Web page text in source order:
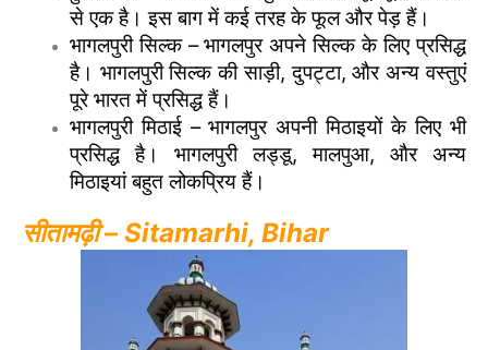
से एक है। इस बाग में कई तरह के फूल और पेड़ हैं।
भागलपुरी सिल्क – भागलपुर अपने सिल्क के लिए प्रसिद्ध
है। भागलपुरी सिल्क की साड़ी, दुपट्टा, और अन्य वस्तुएं
पूरे भारत में प्रसिद्ध हैं।
भागलपुरी मिठाई – भागलपुर अपनी मिठाइयों के लिए भी
प्रसिद्ध है। भागलपुरी लड्डू, मालपुआ, और अन्य
मिठाइयां बहुत लोकप्रिय हैं।
सीतामढ़ी – Sitamarhi, Bihar